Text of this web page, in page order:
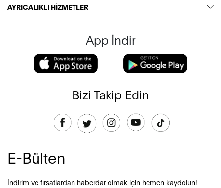
AYRICALIKLI HİZMETLER
App İndir
Bizi Takip Edin
E-Bülten
İndirim ve fırsatlardan haberdar olmak için hemen kaydolun!